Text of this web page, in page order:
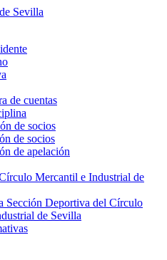
de cuentas
de socios
de socios
de apelación
Mercantil e Industrial de
Sección Deportiva del Círculo
de Sevilla